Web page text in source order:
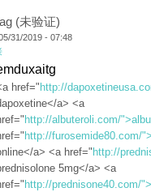
(未验证)
31/2019 - 07:48
href="http://
a> <a
http://albuteroli.com/
http://furosemide80.com/
a> <a href=" http://
5mg</a> <a
http://prednisone40.com/